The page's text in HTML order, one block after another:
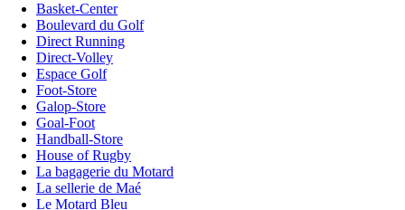
Basket-Center
Boulevard du Golf
Direct Running
Direct-Volley
Espace Golf
Foot-Store
Galop-Store
Goal-Foot
Handball-Store
House of Rugby
La bagagerie du Motard
La sellerie de Maé
Le Motard Bleu